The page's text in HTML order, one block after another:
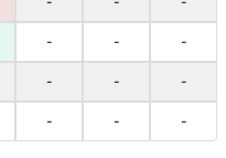
- - -
- - -
- - -